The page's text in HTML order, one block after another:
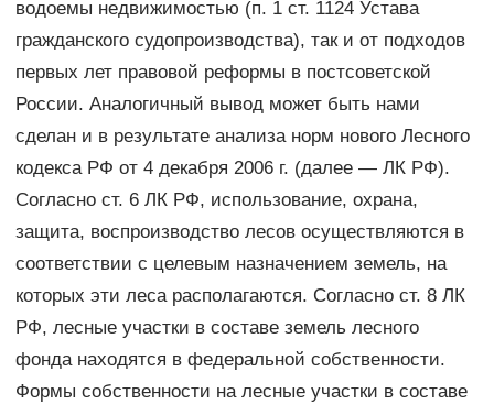
водоемы недвижимостью (п. 1 ст. 1124 Устава
гражданского судопроизводства), так и от подходов
первых лет правовой реформы в постсоветской
России. Аналогичный вывод может быть нами
сделан и в результате анализа норм нового Лесного
кодекса РФ от 4 декабря 2006 г. (далее — ЛК РФ).
Согласно ст. 6 ЛК РФ, использование, охрана,
защита, воспроизводство лесов осуществляются в
соответствии с целевым назначением земель, на
которых эти леса располагаются. Согласно ст. 8 ЛК
РФ, лесные участки в составе земель лесного
фонда находятся в федеральной собственности.
Формы собственности на лесные участки в составе